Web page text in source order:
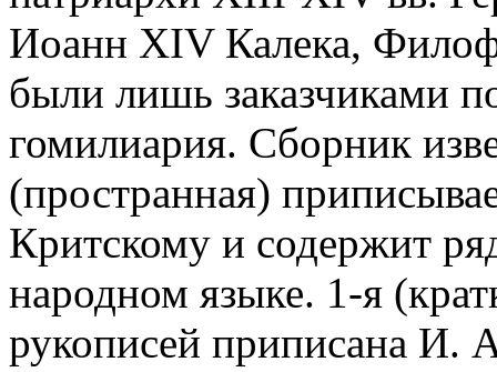
Иоанн XIV Калека,
были лишь заказчиками
гомилиария. Сборник
(пространная)
Критскому и содержит
народном языке. 1-я
рукописей приписана И.